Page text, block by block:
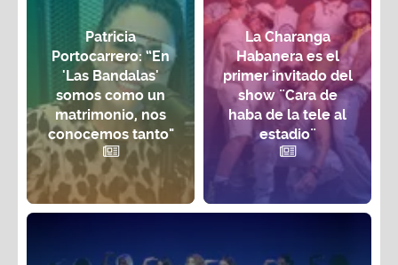
Patricia
Portocarrero: “En
'Las Bandalas'
somos como un
matrimonio, nos
conocemos tanto"
La Charanga
Habanera es el
primer invitado del
show ¨Cara de
haba de la tele al
estadio¨